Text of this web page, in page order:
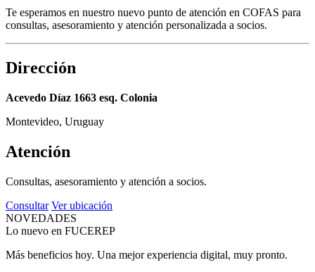
Te esperamos en nuestro nuevo punto de atención en COFAS para
consultas, asesoramiento y atención personalizada a socios.
Dirección
Acevedo Díaz 1663 esq. Colonia
Montevideo, Uruguay
Atención
Consultas, asesoramiento y atención a socios.
Consultar Ver ubicación
NOVEDADES
Lo nuevo en FUCEREP
Más beneficios hoy. Una mejor experiencia digital, muy pronto.